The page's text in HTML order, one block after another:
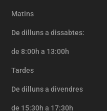
Matins
De dilluns a dissabtes:
de 8:00h a 13:00h
Tardes
De dilluns a divendres
de 15:30h a 17:30h